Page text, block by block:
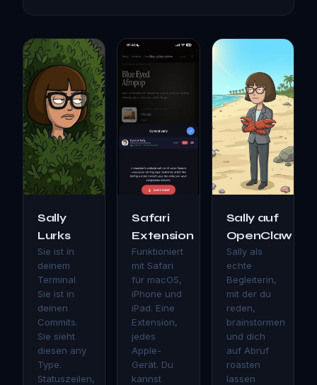
Sally
Lurks
Sie ist in
deinem
Terminal.
Sie ist in
deinen
Commits.
Sie sieht
diesen any
Type.
Statuszeilen,
Safari
Extension
Funktioniert
mit Safari
für macOS,
iPhone und
iPad. Eine
Extension,
jedes
Apple-
Gerät. Du
kannst
Sally auf
OpenClaw
Sally als
echte
Begleiterin,
mit der du
reden,
brainstormen
und dich
auf Abruf
roasten
lassen